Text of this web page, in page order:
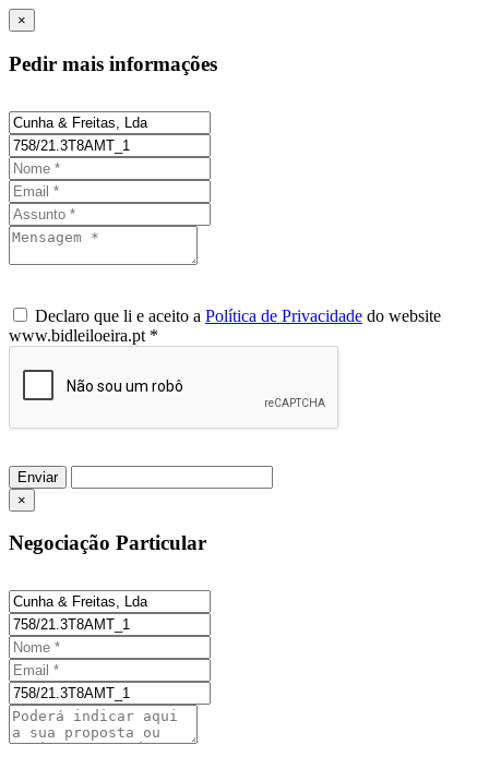
×
Pedir mais informações
Declaro que li e aceito a Política de Privacidade do website
www.bidleiloeira.pt *
Enviar
×
Negociação Particular